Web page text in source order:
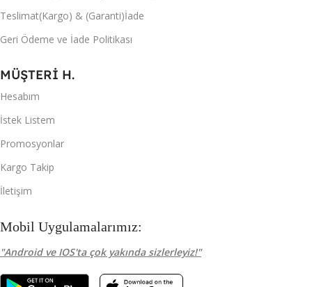
Teslimat(Kargo) & (Garanti)İade
Geri Ödeme ve İade Politikası
MÜŞTERİ H.
Hesabım
İstek Listem
Promosyonlar
Kargo Takip
İletişim
Mobil Uygulamalarımız:
"Android ve IOS'ta çok yakında sizlerleyiz!"